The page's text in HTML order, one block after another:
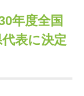
ルブック
年史
究助成
年度全国
表に決定